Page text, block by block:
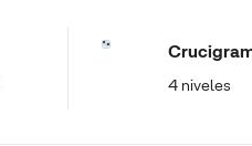
4 niveles